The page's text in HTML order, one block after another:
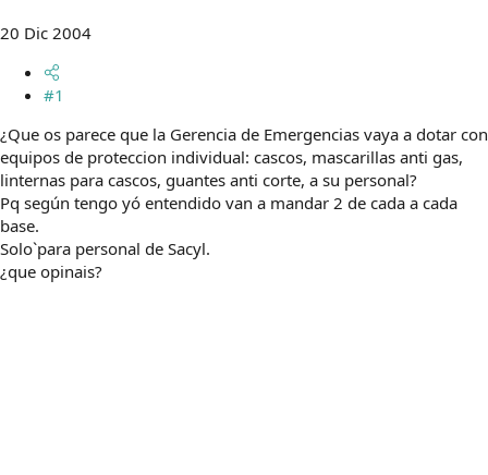
a
20 Dic 2004
#1
¿Que os parece que la Gerencia de Emergencias vaya a dotar con
equipos de proteccion individual: cascos, mascarillas anti gas,
linternas para cascos, guantes anti corte, a su personal?
Pq según tengo yó entendido van a mandar 2 de cada a cada
base.
Solo`para personal de Sacyl.
¿que opinais?